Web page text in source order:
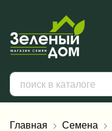
Главная Семена